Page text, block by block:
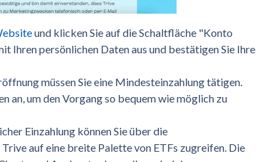
und klicken Sie auf die Schaltfläche "Konto
Ihren persönlichen Daten aus und bestätigen Sie Ihre
müssen Sie eine Mindesteinzahlung tätigen.
an, um den Vorgang so bequem wie möglich zu
Einzahlung können Sie über die
auf eine breite Palette von ETFs zugreifen. Die